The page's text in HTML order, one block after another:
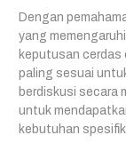
Dengan
yang
keputusan cerdas
paling sesuai
berdiskusi secara
untuk
kebutuhan